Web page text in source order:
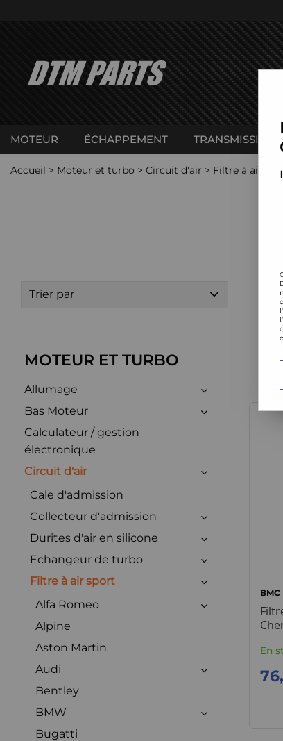
MOTEUR ÉCHAPPEMENT TRANSMISSION
Accueil > Moteur et turbo > Circuit d'air > Filtre à air
Trier par
MOTEUR ET TURBO
Allumage
Bas Moteur
Calculateur / gestion
électronique
Circuit d'air
Cale d'admission
Collecteur d'admission
Durites d'air en silicone
Echangeur de turbo
Filtre à air sport
Alfa Romeo
Alpine
Aston Martin
Audi
Bentley
BMW
Bugatti
BMC
En